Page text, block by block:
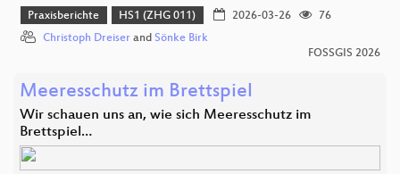
Praxisberichte HS1 (ZHG 011) 2026-03-26
76
Christoph Dreiser and Sönke Birk
FOSSGIS 2026
Meeresschutz im Brettspiel
Wir schauen uns an, wie sich Meeresschutz im
Brettspiel…